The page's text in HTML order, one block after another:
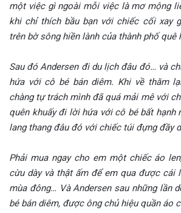
một việc gì ngoài mỗi việc là mơ mộng
khi chỉ thích bầu bạn với chiếc cối xay
trên bờ sông hiền lành của thành phố quê
Sau đó Andersen đi du lịch đâu đó… và
hứa với cô bé bán diêm. Khi về thăm
chàng tự trách mình đã quá mải mê với
quên khuấy đi lời hứa với cô bé bất hạnh
lang thang đâu đó với chiếc túi đựng đầy
Phải mua ngay cho em một chiếc áo
cừu dày và thật ấm để em qua được cái
mùa đông… Và Andersen sau những lần
bé bán diêm, được ông chủ hiệu quần áo